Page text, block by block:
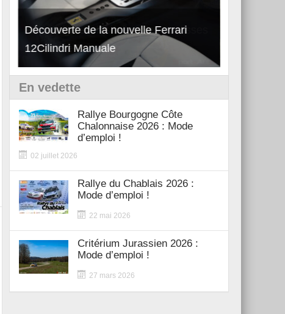
Découverte de la nouvelle Ferrari
12Cilindri Manuale
En vedette
Rallye Bourgogne Côte
Chalonnaise 2026 : Mode
d’emploi !
02 juillet 2026
Rallye du Chablais 2026 :
Mode d’emploi !
22 mai 2026
Critérium Jurassien 2026 :
Mode d’emploi !
27 mars 2026